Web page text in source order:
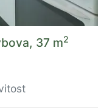
37 m2